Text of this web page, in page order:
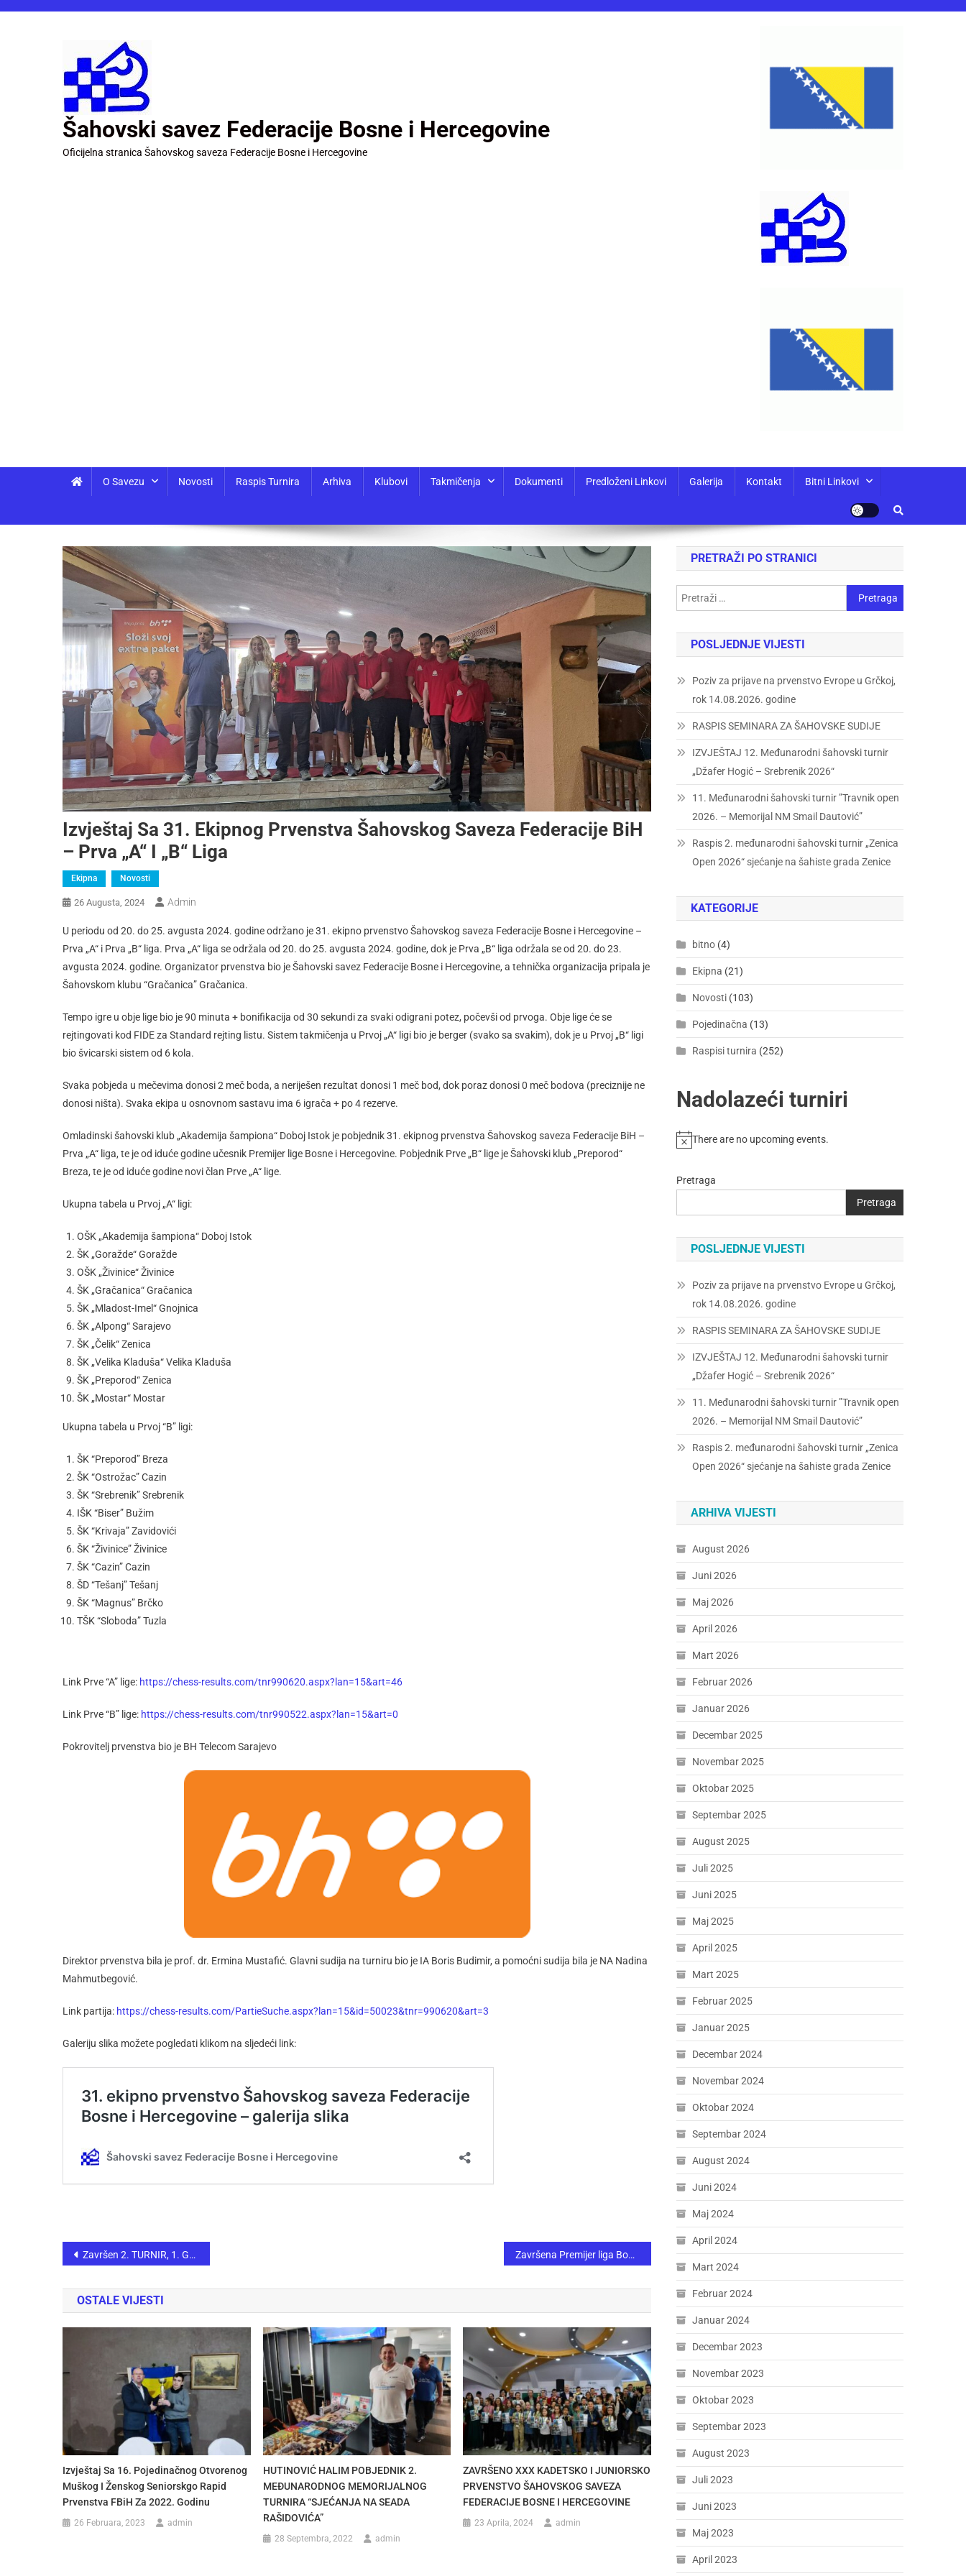
Šahovski savez Federacije Bosne i Hercegovine
Oficijelna stranica Šahovskog saveza Federacije Bosne i Hercegovine
O Savezu Novosti Raspis Turnira Arhiva Klubovi Takmičenja Dokumenti Predloženi Linkovi Galerija Kontakt Bitni Linkovi
Izvještaj Sa 31. Ekipnog Prvenstva Šahovskog Saveza Federacije BiH
– Prva „A“ I „B“ Liga
Ekipna Novosti
26 Augusta, 2024 Admin
U periodu od 20. do 25. avgusta 2024. godine održano je 31. ekipno prvenstvo Šahovskog saveza Federacije Bosne i Hercegovine –
Prva „A“ i Prva „B“ liga. Prva „A“ liga se održala od 20. do 25. avgusta 2024. godine, dok je Prva „B“ liga održala se od 20. do 23.
avgusta 2024. godine. Organizator prvenstva bio je Šahovski savez Federacije Bosne i Hercegovine, a tehnička organizacija pripala je
Šahovskom klubu “Gračanica” Gračanica.
Tempo igre u obje lige bio je 90 minuta + bonifikacija od 30 sekundi za svaki odigrani potez, počevši od prvoga. Obje lige će se
rejtingovati kod FIDE za Standard rejting listu. Sistem takmičenja u Prvoj „A“ ligi bio je berger (svako sa svakim), dok je u Prvoj „B“ ligi
bio švicarski sistem od 6 kola.
Svaka pobjeda u mečevima donosi 2 meč boda, a neriješen rezultat donosi 1 meč bod, dok poraz donosi 0 meč bodova (preciznije ne
donosi ništa). Svaka ekipa u osnovnom sastavu ima 6 igrača + po 4 rezerve.
Omladinski šahovski klub „Akademija šampiona“ Doboj Istok je pobjednik 31. ekipnog prvenstva Šahovskog saveza Federacije BiH –
Prva „A“ liga, te je od iduće godine učesnik Premijer lige Bosne i Hercegovine. Pobjednik Prve „B“ lige je Šahovski klub „Preporod“
Breza, te je od iduće godine novi član Prve „A“ lige.
Ukupna tabela u Prvoj „A“ ligi:
OŠK „Akademija šampiona“ Doboj Istok
ŠK „Goražde“ Goražde
OŠK „Živinice“ Živinice
ŠK „Gračanica“ Gračanica
ŠK „Mladost-Imel“ Gnojnica
ŠK „Alpong“ Sarajevo
ŠK „Čelik“ Zenica
ŠK „Velika Kladuša“ Velika Kladuša
ŠK „Preporod“ Zenica
ŠK „Mostar“ Mostar
Ukupna tabela u Prvoj “B” ligi:
ŠK “Preporod” Breza
ŠK “Ostrožac” Cazin
ŠK “Srebrenik” Srebrenik
IŠK “Biser” Bužim
ŠK “Krivaja” Zavidovići
ŠK “Živinice” Živinice
ŠK “Cazin” Cazin
ŠD “Tešanj” Tešanj
ŠK “Magnus” Brčko
TŠK “Sloboda” Tuzla
Link Prve “A” lige: https://chess-results.com/tnr990620.aspx?lan=15&art=46
Link Prve “B” lige: https://chess-results.com/tnr990522.aspx?lan=15&art=0
Pokrovitelj prvenstva bio je BH Telecom Sarajevo
Direktor prvenstva bila je prof. dr. Ermina Mustafić. Glavni sudija na turniru bio je IA Boris Budimir, a pomoćni sudija bila je NA Nadina
Mahmutbegović.
Link partija: https://chess-results.com/PartieSuche.aspx?lan=15&id=50023&tnr=990620&art=3
Galeriju slika možete pogledati klikom na sljedeći link:
Završen 2. TURNIR, 1. GRAND PRIX CHESS CUP – INGSMA 2024/2025 Završena Premijer liga Bosne i Hercegovine
OSTALE VIJESTI
Izvještaj Sa 16. Pojedinačnog Otvorenog
Muškog I Ženskog Seniorskgo Rapid
Prvenstva FBiH Za 2022. Godinu
26 Februara, 2023 admin
HUTINOVIĆ HALIM POBJEDNIK 2.
MEĐUNARODNOG MEMORIJALNOG
TURNIRA “SJEĆANJA NA SEADA
RAŠIDOVIĆA”
28 Septembra, 2022 admin
ZAVRŠENO XXX KADETSKO I JUNIORSKO
PRVENSTVO ŠAHOVSKOG SAVEZA
FEDERACIJE BOSNE I HERCEGOVINE
23 Aprila, 2024 admin
PRETRAŽI PO STRANICI
POSLJEDNJE VIJESTI
Poziv za prijave na prvenstvo Evrope u Grčkoj,
rok 14.08.2026. godine
RASPIS SEMINARA ZA ŠAHOVSKE SUDIJE
IZVJEŠTAJ 12. Međunarodni šahovski turnir
„Džafer Hogić – Srebrenik 2026“
11. Međunarodni šahovski turnir ”Travnik open
2026. – Memorijal NM Smail Dautović”
Raspis 2. međunarodni šahovski turnir „Zenica
Open 2026“ sjećanje na šahiste grada Zenice
KATEGORIJE
bitno (4)
Ekipna (21)
Novosti (103)
Pojedinačna (13)
Raspisi turnira (252)
Nadolazeći turniri
There are no upcoming events.
Pretraga
Pretraga
POSLJEDNJE VIJESTI
Poziv za prijave na prvenstvo Evrope u Grčkoj,
rok 14.08.2026. godine
RASPIS SEMINARA ZA ŠAHOVSKE SUDIJE
IZVJEŠTAJ 12. Međunarodni šahovski turnir
„Džafer Hogić – Srebrenik 2026“
11. Međunarodni šahovski turnir ”Travnik open
2026. – Memorijal NM Smail Dautović”
Raspis 2. međunarodni šahovski turnir „Zenica
Open 2026“ sjećanje na šahiste grada Zenice
ARHIVA VIJESTI
August 2026
Juni 2026
Maj 2026
April 2026
Mart 2026
Februar 2026
Januar 2026
Decembar 2025
Novembar 2025
Oktobar 2025
Septembar 2025
August 2025
Juli 2025
Juni 2025
Maj 2025
April 2025
Mart 2025
Februar 2025
Januar 2025
Decembar 2024
Novembar 2024
Oktobar 2024
Septembar 2024
August 2024
Juni 2024
Maj 2024
April 2024
Mart 2024
Februar 2024
Januar 2024
Decembar 2023
Novembar 2023
Oktobar 2023
Septembar 2023
August 2023
Juli 2023
Juni 2023
Maj 2023
April 2023